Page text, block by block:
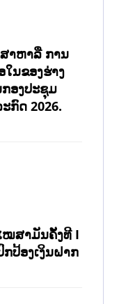
າຫາລື ການ
ນຂອງຮ່າງ
ອງປະຊຸມ
ກົດ 2026.
ໝສາມັນຄັ້ງທີ I
ປ້ອງເງິນຝາກ